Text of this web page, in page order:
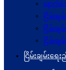
နောက်ခံ
ငြိမ်းချ
ငြိမ်းခ
ငြိမ်းခ
ငြိမ်းချမ်းရေ